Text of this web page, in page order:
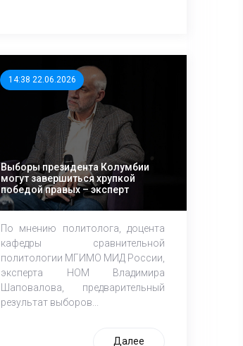
14:38 22.06.2026
Выборы президента Колумбии
могут завершиться хрупкой
победой правых – эксперт
По мнению политолога, доцента
кафедры сравнительной
политологии МГИМО МИД России,
эксперта НОМ Владимира
Шаповалова, предварительный
результат выборов...
Далее